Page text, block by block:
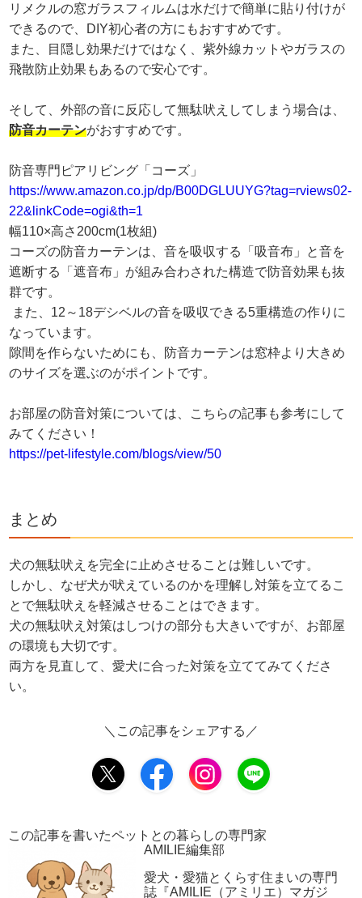
リメクルの窓ガラスフィルムは水だけで簡単に貼り付けが
できるので、DIY初心者の方にもおすすめです。
また、目隠し効果だけではなく、紫外線カットやガラスの
飛散防止効果もあるので安心です。
そして、外部の音に反応して無駄吠えしてしまう場合は、
防音カーテンがおすすめです。
防音専門ピアリビング「コーズ」
https://www.amazon.co.jp/dp/B00DGLUUYG?tag=rviews02-
22&linkCode=ogi&th=1
幅110×高さ200cm(1枚組)
コーズの防音カーテンは、音を吸収する「吸音布」と音を
遮断する「遮音布」が組み合わされた構造で防音効果も抜
群です。
また、12～18デシベルの音を吸収できる5重構造の作りに
なっています。
隙間を作らないためにも、防音カーテンは窓枠より大きめ
のサイズを選ぶのがポイントです。
お部屋の防音対策については、こちらの記事も参考にして
みてください！
https://pet-lifestyle.com/blogs/view/50
まとめ
犬の無駄吠えを完全に止めさせることは難しいです。
しかし、なぜ犬が吠えているのかを理解し対策を立てるこ
とで無駄吠えを軽減させることはできます。
犬の無駄吠え対策はしつけの部分も大きいですが、お部屋
の環境も大切です。
両方を見直して、愛犬に合った対策を立ててみてくださ
い。
＼この記事をシェアする／
この記事を書いたペットとの暮らしの専門家
AMILIE編集部
愛犬・愛猫とくらす住まいの専門
誌『AMILIE（アミリエ）マガジ